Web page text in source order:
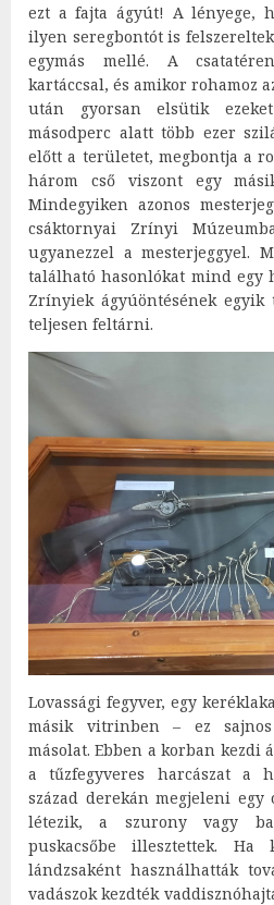
ezt a fajta ágyút! A lényege,
ilyen seregbontót is
egymás mellé. A
kartáccsal, és amikor rohamoz
után gyorsan elsütik
másodperc alatt több ezer
előtt a területet, megbontja a
három cső viszont egy
Mindegyiken azonos
csáktornyai Zrínyi
ugyanezzel a mesterjeggyel.
található hasonlókat mind egy
Zrínyiek ágyúöntésének
teljesen feltárni.
Lovassági fegyver, egy
másik vitrinben – ez
másolat. Ebben a korban kezdi
a tűzfegyveres harcászat a
század derekán megjeleni egy
létezik, a szurony vagy
puskacsőbe illesztettek.
lándzsaként használhatták
vadászok kezdték